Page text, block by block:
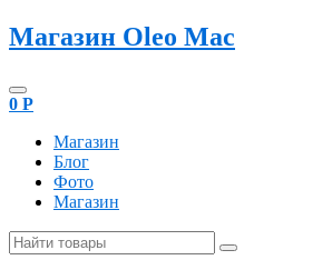
Магазин Oleo Mac
0 Р
Магазин
Блог
Фото
Магазин